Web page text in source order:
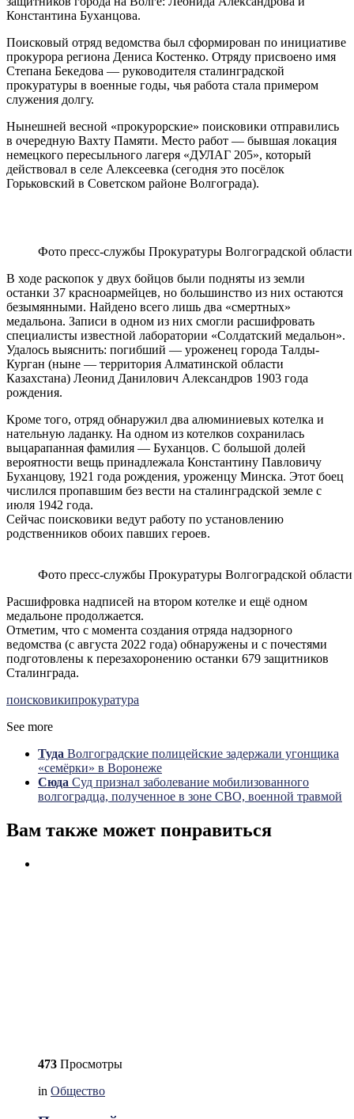
Константина Буханцова.
Поисковый отряд ведомства был сформирован по инициативе
прокурора региона Дениса Костенко. Отряду присвоено имя
Степана Бекедова — руководителя сталинградской
прокуратуры в военные годы, чья работа стала примером
служения долгу.
Нынешней весной «прокурорские» поисковики отправились
в очередную Вахту Памяти. Место работ — бывшая локация
немецкого пересыльного лагеря «ДУЛАГ 205», который
действовал в селе Алексеевка (сегодня это посёлок
Горьковский в Советском районе Волгограда).
Фото пресс-службы Прокуратуры Волгоградской области
В ходе раскопок у двух бойцов были подняты из земли
останки 37 красноармейцев, но большинство из них остаются
безымянными. Найдено всего лишь два «смертных»
медальона. Записи в одном из них смогли расшифровать
специалисты известной лаборатории «Солдатский медальон».
Удалось выяснить: погибший — уроженец города Талды-
Курган (ныне — территория Алматинской области
Казахстана) Леонид Данилович Александров 1903 года
рождения.
Кроме того, отряд обнаружил два алюминиевых котелка и
нательную ладанку. На одном из котелков сохранилась
выцарапанная фамилия — Буханцов. С большой долей
вероятности вещь принадлежала Константину Павловичу
Буханцову, 1921 года рождения, уроженцу Минска. Этот боец
числился пропавшим без вести на сталинградской земле с
июля 1942 года.
Сейчас поисковики ведут работу по установлению
родственников обоих павших героев.
Фото пресс-службы Прокуратуры Волгоградской области
Расшифровка надписей на втором котелке и ещё одном
медальоне продолжается.
Отметим, что с момента создания отряда надзорного
ведомства (с августа 2022 года) обнаружены и с почестями
подготовлены к перезахоронению останки 679 защитников
Сталинграда.
поисковикипрокуратура
See more
Туда Волгоградские полицейские задержали угонщика
«семёрки» в Воронеже
Сюда Суд признал заболевание мобилизованного
волгоградца, полученное в зоне СВО, военной травмой
Вам также может понравиться
473 Просмотры
in Общество